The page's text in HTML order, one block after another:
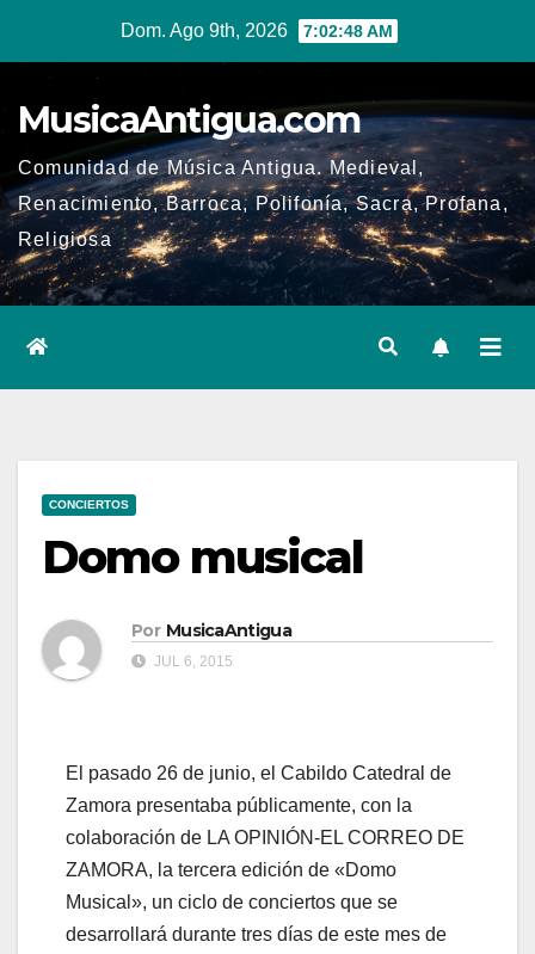
Dom. Ago 9th, 2026 7:02:49 AM
MusicaAntigua.com
Comunidad de Música Antigua. Medieval,
Renacimiento, Barroca, Polifonía, Sacra, Profana,
Religiosa
CONCIERTOS
Domo musical
Por MusicaAntigua
JUL 6, 2015
El pasado 26 de junio, el Cabildo Catedral de
Zamora presentaba públicamente, con la
colaboración de LA OPINIÓN-EL CORREO DE
ZAMORA, la tercera edición de «Domo
Musical», un ciclo de conciertos que se
desarrollará durante tres días de este mes de